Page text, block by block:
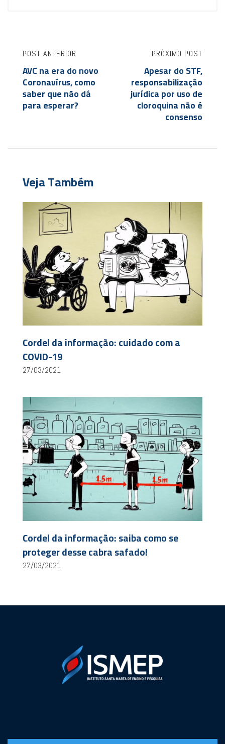
POST ANTERIOR
AVC na era do novo
Coronavírus, como
saber que não dá
para esperar?
PRÓXIMO POST
Apesar do STF,
responsabilização
jurídica por uso de
cloroquina não é
consenso
Veja Também
Cordel da informação: cuidado com a
COVID-19
27/03/2021
Cordel da informação: saiba como se
proteger desse cabra safado!
27/03/2021